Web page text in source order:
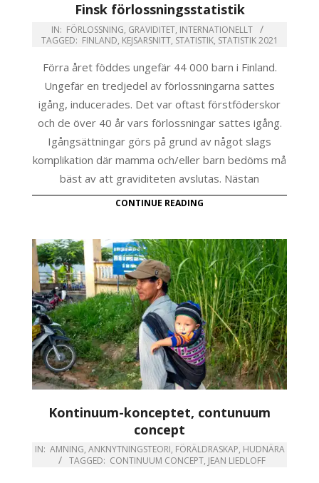
Finsk förlossningsstatistik
IN: FÖRLOSSNING, GRAVIDITET, INTERNATIONELLT
TAGGED: FINLAND, KEJSARSNITT, STATISTIK, STATISTIK 2021
Förra året föddes ungefär 44 000 barn i Finland.
Ungefär en tredjedel av förlossningarna sattes
igång, inducerades. Det var oftast förstföderskor
och de över 40 år vars förlossningar sattes igång.
Igångsättningar görs på grund av något slags
komplikation där mamma och/eller barn bedöms må
bäst av att graviditeten avslutas. Nästan
CONTINUE READING
Kontinuum-konceptet, contunuum
concept
IN: AMNING, ANKNYTNINGSTEORI, FÖRÄLDRASKAP, HUDNÄRA
TAGGED: CONTINUUM CONCEPT, JEAN LIEDLOFF